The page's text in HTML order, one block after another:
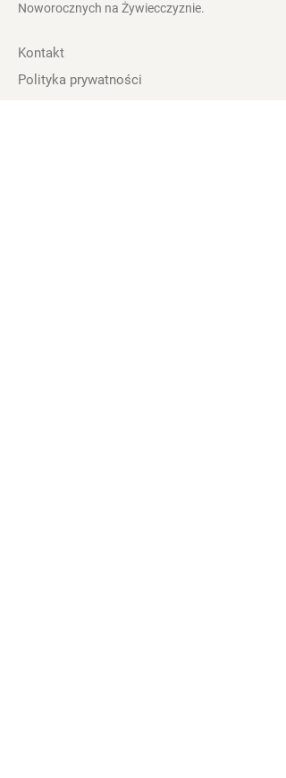
Noworocznych na Żywiecczyznie.
Kontakt
Polityka prywatności